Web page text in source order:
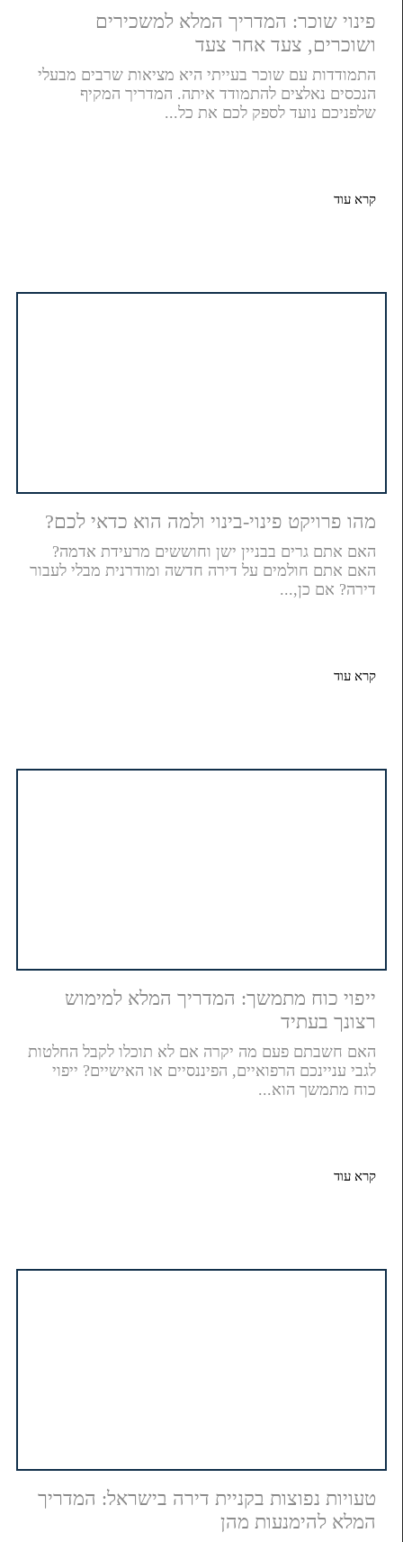
פינוי שוכר: המדריך המלא למשכירים
ושוכרים, צעד אחר צעד
התמודדות עם שוכר בעייתי היא מציאות שרבים מבעלי
הנכסים נאלצים להתמודד איתה. המדריך המקיף
שלפניכם נועד לספק לכם את כל...
קרא עוד
מהו פרויקט פינוי-בינוי ולמה הוא כדאי לכם?
האם אתם גרים בבניין ישן וחוששים מרעידת אדמה?
האם אתם חולמים על דירה חדשה ומודרנית מבלי לעבור
דירה? אם כן,...
קרא עוד
ייפוי כוח מתמשך: המדריך המלא למימוש
רצונך בעתיד
האם חשבתם פעם מה יקרה אם לא תוכלו לקבל החלטות
לגבי עניינכם הרפואיים, הפיננסיים או האישיים? ייפוי
כוח מתמשך הוא...
קרא עוד
טעויות נפוצות בקניית דירה בישראל: המדריך
המלא להימנעות מהן